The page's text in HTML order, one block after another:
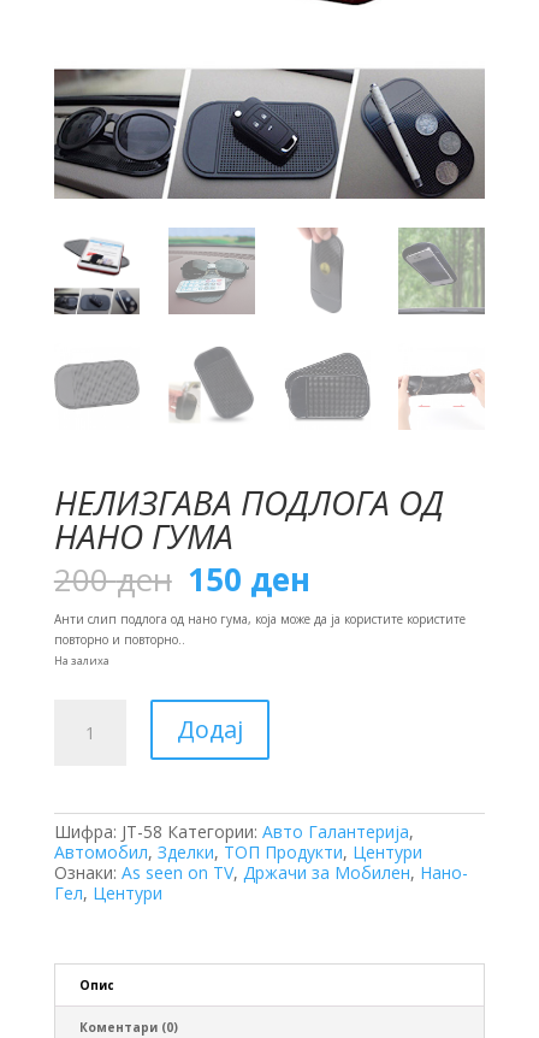
НЕЛИЗГАВА ПОДЛОГА ОД
НАНО ГУМА
200ден Original
price
was:
200 ден.
150 ден
is:
150 ден.
Анти слип подлога од нано гума, која може да ја користите користите
повторно и повторно..
На залиха
Подлога
количина
Додај
Шифра: JT-58 Категории: Авто Галантерија,
Автомобил, Зделки, ТОП Продукти, Центури
Ознаки: As seen on TV, Држачи за Мобилен, Нано-
Гел, Центури
Опис
Коментари (0)